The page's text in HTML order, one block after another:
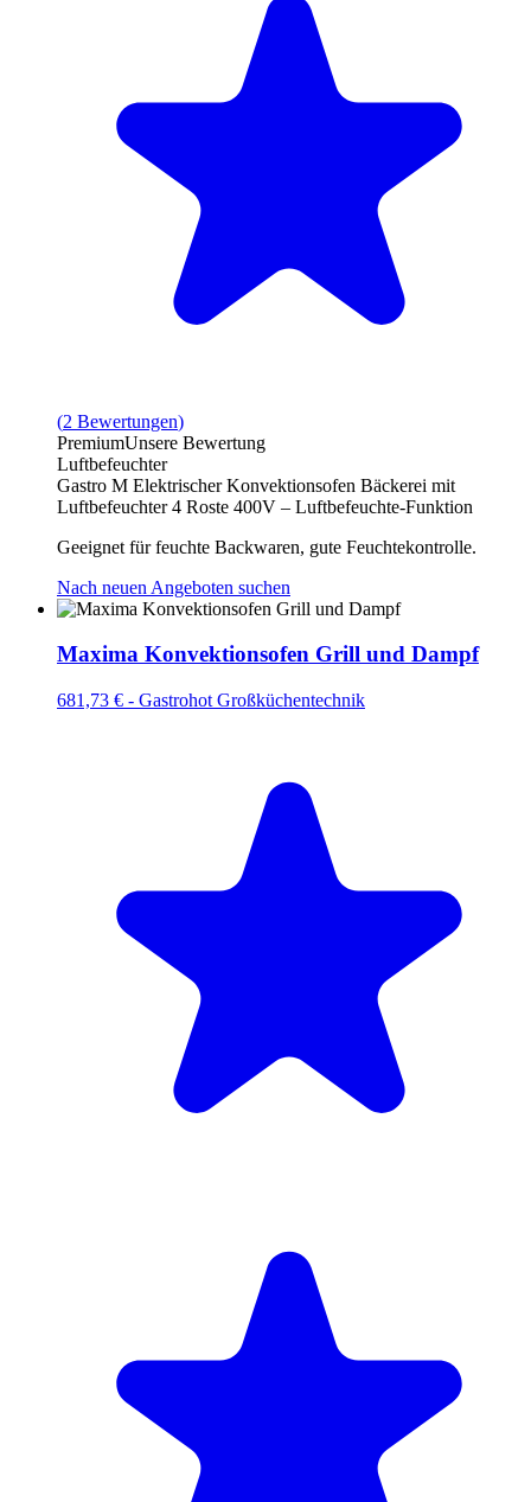
(2 Bewertungen)
PremiumUnsere Bewertung
Luftbefeuchter
Gastro M Elektrischer Konvektionsofen Bäckerei mit
Luftbefeuchter 4 Roste 400V – Luftbefeuchte-Funktion
Geeignet für feuchte Backwaren, gute Feuchtekontrolle.
Nach neuen Angeboten suchen
Maxima Konvektionsofen Grill und Dampf
681,73 € - Gastrohot Großküchentechnik